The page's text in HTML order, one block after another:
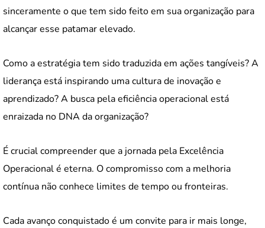
sinceramente o que tem sido feito em sua organização para
alcançar esse patamar elevado.
Como a estratégia tem sido traduzida em ações tangíveis? A
liderança está inspirando uma cultura de inovação e
aprendizado? A busca pela eficiência operacional está
enraizada no DNA da organização?
É crucial compreender que a jornada pela Excelência
Operacional é eterna. O compromisso com a melhoria
contínua não conhece limites de tempo ou fronteiras.
Cada avanço conquistado é um convite para ir mais longe,